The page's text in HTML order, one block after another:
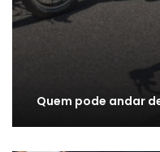
Quem pode andar